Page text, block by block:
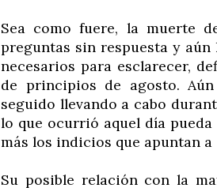
Sea como fuere, la muerte
preguntas sin respuesta y aún
necesarios para esclarecer,
de principios de agosto.
seguido llevando a cabo
lo que ocurrió aquel día
más los indicios que apuntan
Su posible relación con la